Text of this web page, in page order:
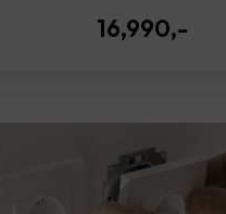
16,990,-